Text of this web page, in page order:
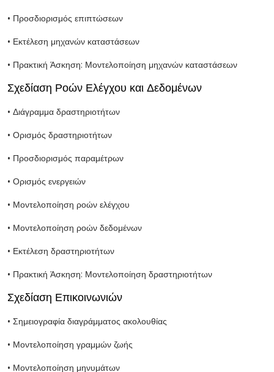
• Προσδιορισμός επιπτώσεων
• Εκτέλεση μηχανών καταστάσεων
• Πρακτική Άσκηση: Μοντελοποίηση μηχανών καταστάσεων
Σχεδίαση Ροών Ελέγχου και Δεδομένων
• Διάγραμμα δραστηριοτήτων
• Ορισμός δραστηριοτήτων
• Προσδιορισμός παραμέτρων
• Ορισμός ενεργειών
• Μοντελοποίηση ροών ελέγχου
• Μοντελοποίηση ροών δεδομένων
• Εκτέλεση δραστηριοτήτων
• Πρακτική Άσκηση: Μοντελοποίηση δραστηριοτήτων
Σχεδίαση Επικοινωνιών
• Σημειογραφία διαγράμματος ακολουθίας
• Μοντελοποίηση γραμμών ζωής
• Μοντελοποίηση μηνυμάτων